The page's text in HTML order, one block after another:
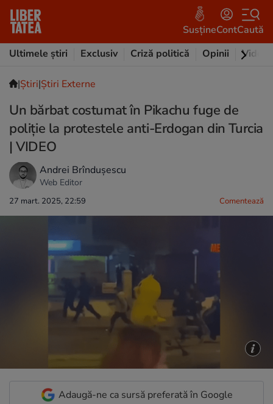
SusțineContCaută
Ultimele știri
Exclusiv Criză politică Opinii Video
|Ştiri|Știri Externe
Un bărbat costumat în Pikachu fuge de
poliție la protestele anti-Erdogan din Turcia
| VIDEO
Andrei Brîndușescu
Web Editor
27 mart. 2025, 22:59 Comentează
Adaugă-ne ca sursă preferată în Google